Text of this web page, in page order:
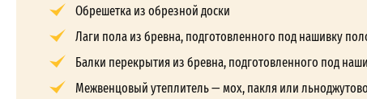
Обрешетка из обрезной доски
Лаги пола из бревна, подготовленного под нашивку
Балки перекрытия из бревна, подготовленного под
Межвенцовый утеплитель — мох, пакля или